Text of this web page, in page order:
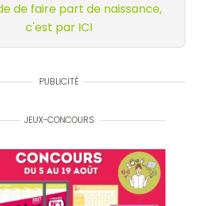
de faire part de naissance,
c'est par ICI
PUBLICITÉ
JEUX-CONCOURS